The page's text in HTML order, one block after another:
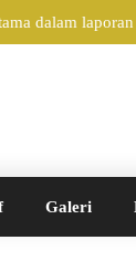
dalam
Galeri